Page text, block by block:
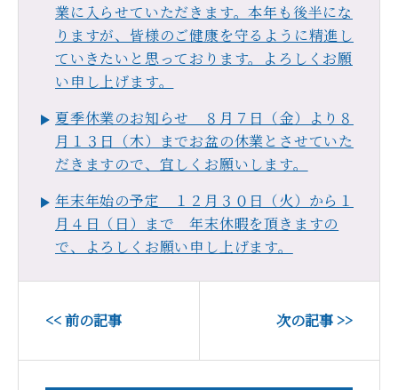
業に入らせていただきます。本年も後半にな
りますが、皆様のご健康を守るように精進し
ていきたいと思っております。よろしくお願
い申し上げます。
夏季休業のお知らせ ８月７日（金）より８
月１３日（木）までお盆の休業とさせていた
だきますので、宜しくお願いします。
年末年始の予定 １２月３０日（火）から１
月４日（日）まで 年末休暇を頂きますの
で、よろしくお願い申し上げます。
<< 前の記事 次の記事 >>